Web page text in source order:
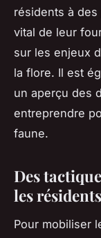
résidents à
vital de leur
sur les enjeux
la flore. Il est
un aperçu des
entreprendre
faune.
Des
les
Pour mobiliser